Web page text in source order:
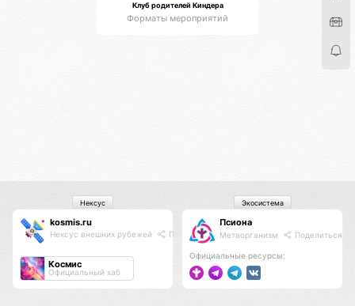
Клуб родителей Киндера
Форматы мероприятий
kosmis.ru
Нексус внешних рубежей Поделиться
Космис
Официальный хаб
Нексус
Псиона
Метаорганизм Поделиться
Официальные ресурсы:
Экосистема